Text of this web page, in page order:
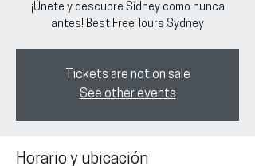
¡Únete y descubre Sídney como nunca
antes! Best Free Tours Sydney
Tickets are not on sale
See other events
Horario y ubicación